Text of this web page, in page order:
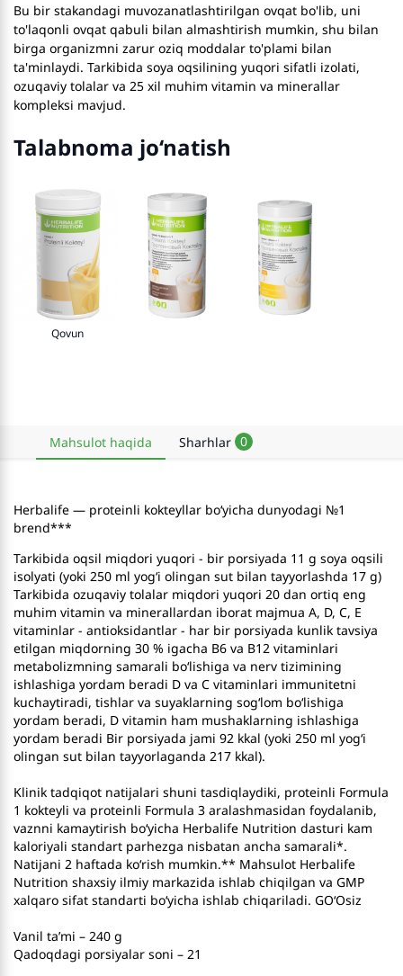
Bu bir stakandagi muvozanatlashtirilgan ovqat bo'lib, uni
to'laqonli ovqat qabuli bilan almashtirish mumkin, shu bilan
birga organizmni zarur oziq moddalar to'plami bilan
ta'minlaydi. Tarkibida soya oqsilining yuqori sifatli izolati,
ozuqaviy tolalar va 25 xil muhim vitamin va minerallar
kompleksi mavjud.
Talabnoma jo‘natish
Qovun
Mahsulot haqida Sharhlar 0
Herbalife — proteinli kokteyllar bo‘yicha dunyodagi №1
brend***
Tarkibida oqsil miqdori yuqori - bir porsiyada 11 g soya oqsili
isolyati (yoki 250 ml yog‘i olingan sut bilan tayyorlashda 17 g)
Tarkibida ozuqaviy tolalar miqdori yuqori 20 dan ortiq eng
muhim vitamin va minerallardan iborat majmua A, D, C, E
vitaminlar - antioksidantlar - har bir porsiyada kunlik tavsiya
etilgan miqdorning 30 % igacha B6 va B12 vitaminlari
metabolizmning samarali bo‘lishiga va nerv tizimining
ishlashiga yordam beradi D va C vitaminlari immunitetni
kuchaytiradi, tishlar va suyaklarning sog‘lom bo‘lishiga
yordam beradi, D vitamin ham mushaklarning ishlashiga
yordam beradi Bir porsiyada jami 92 kkal (yoki 250 ml yog‘i
olingan sut bilan tayyorlaganda 217 kkal).
Klinik tadqiqot natijalari shuni tasdiqlaydiki, proteinli Formula
1 kokteyli va proteinli Formula 3 aralashmasidan foydalanib,
vaznni kamaytirish bo‘yicha Herbalife Nutrition dasturi kam
kaloriyali standart parhezga nisbatan ancha samarali*.
Natijani 2 haftada ko‘rish mumkin.** Mahsulot Herbalife
Nutrition shaxsiy ilmiy markazida ishlab chiqilgan va GMP
xalqaro sifat standarti bo‘yicha ishlab chiqariladi. GO‘Osiz
Vanil ta’mi – 240 g
Qadoqdagi porsiyalar soni – 21